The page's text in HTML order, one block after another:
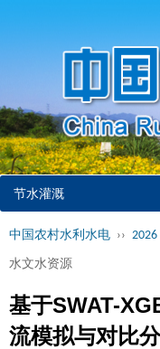
节水灌溉
中国农村水利水电 ›› 2026
水文水资源
基于SWAT-
流模拟与对比